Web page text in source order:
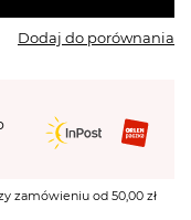
Dodaj do porównania
zamówieniu od 50,00 zł